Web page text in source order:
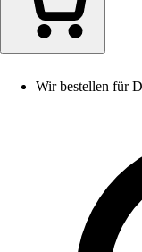
Wir bestellen für